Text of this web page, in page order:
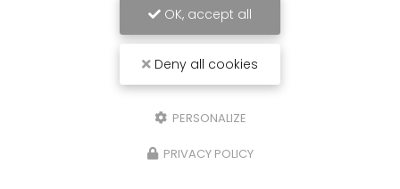
OK, accept all
Deny all cookies
PERSONALIZE
PRIVACY POLICY